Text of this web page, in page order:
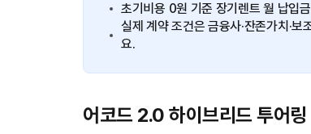
초기비용 0원 기준 장기렌트 월 납입
실제 계약 조건은 금융사·잔존가치·
요.
어코드 2.0 하이브리드 투어